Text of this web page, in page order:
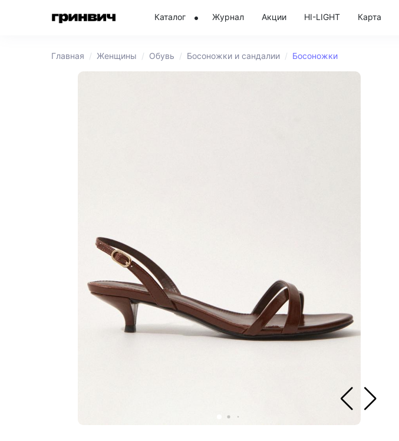
Каталог Журнал Акции HI-LIGHT Карта
Главная Женщины Обувь Босоножки и сандалии Босоножки